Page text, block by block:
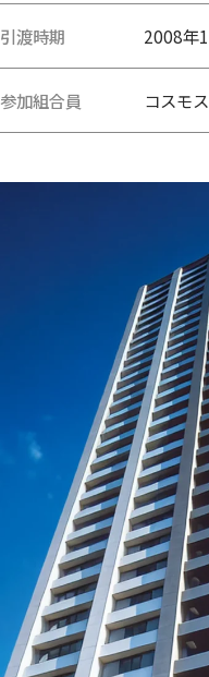
引渡時期 2008年
参加組合員 コスモ